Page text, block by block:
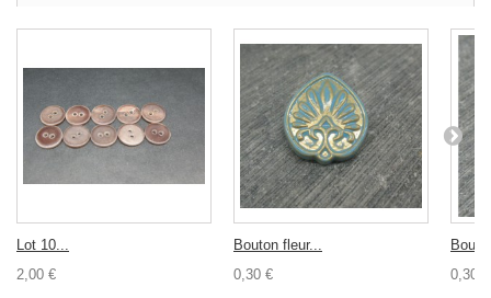
Lot 10...
2,00 €
Bouton fleur...
0,30 €
0,30 €